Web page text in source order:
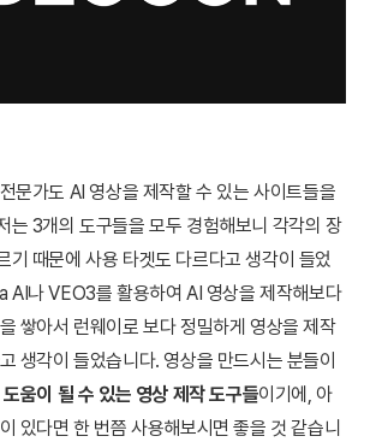
문가도 AI 영상을 제작할 수 있는 사이트들을
는 3개의 도구들을 모두 경험해보니 각각의 장
기 때문에 사용 타겟도 다르다고 생각이 들었
AI나 VEO3를 활용하여 AI 영상을 제작해보다
쌓아서 런웨이로 보다 정밀하게 영상을 제작
생각이 들었습니다. 영상을 만드시는 분들이
움이 될 수 있는 영상 제작 도구들이기에, 아
있다면 한 번쯤 사용해보시면 좋을 것 같습니